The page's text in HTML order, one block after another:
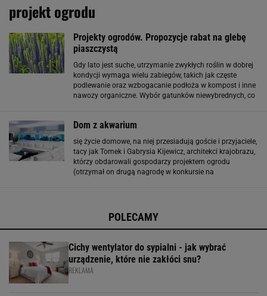
projekt ogrodu
Projekty ogrodów. Propozycje rabat na glebę
piaszczystą
Gdy lato jest suche, utrzymanie zwykłych roślin w dobrej
kondycji wymaga wielu zabiegów, takich jak częste
podlewanie oraz wzbogacanie podłoża w kompost i inne
nawozy organiczne. Wybór gatunków niewybrednych, co
Dom z akwarium
się życie domowe, na niej przesiadują goście i przyjaciele,
tacy jak Tomek i Gabrysia Kijewicz, architekci krajobrazu,
którzy obdarowali gospodarzy projektem ogrodu
(otrzymał on drugą nagrodę w konkursie na
POLECAMY
Cichy wentylator do sypialni - jak wybrać
urządzenie, które nie zakłóci snu?
REKLAMA